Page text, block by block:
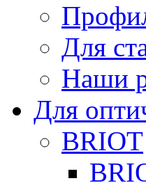
Для
Наши
Для
BRIOT